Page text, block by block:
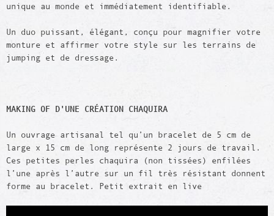
unique au monde et immédiatement identifiable.
Un duo puissant, élégant, conçu pour magnifier votre
monture et affirmer votre style sur les terrains de
jumping et de dressage.
MAKING OF D'UNE CRÉATION CHAQUIRA
Un ouvrage artisanal tel qu’un bracelet de 5 cm de
large x 15 cm de long représente 2 jours de travail.
Ces petites perles chaquira (non tissées) enfilées
l’une après l’autre sur un fil très résistant donnent
forme au bracelet. Petit extrait en live